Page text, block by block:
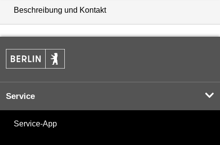
Beschreibung und Kontakt
Service
Service-App